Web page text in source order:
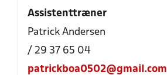
Assistenttræner
Patrick Andersen
/ 29 37 65 04
patrickboa0502@gmail.com